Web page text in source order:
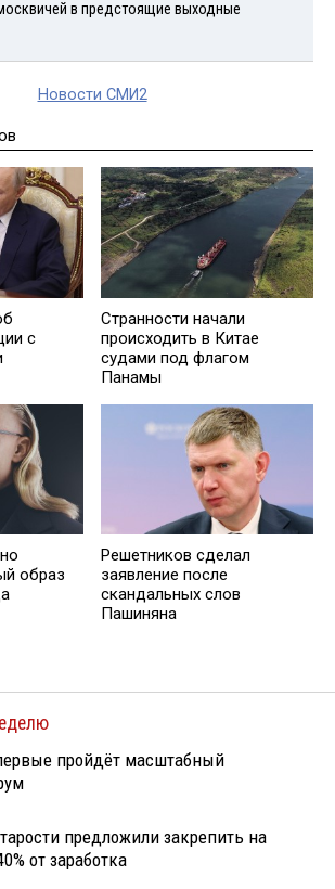
в предстоящие выходные
Новости СМИ2
с
Странности начали
происходить в Китае
судами под флагом
Панамы
образ
Решетников cделал
заявление после
скандальных слов
Пашиняна
пройдёт масштабный
предложили закрепить на
от заработка